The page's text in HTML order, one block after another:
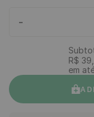
-
R$ 39
em